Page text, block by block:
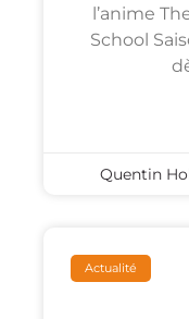
l’anime
School
Quentin
Actualité